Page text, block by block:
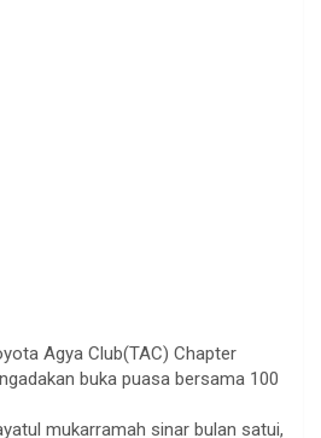
Agya Club(TAC) Chapter
buka puasa bersama 100
mukarramah sinar bulan satui,